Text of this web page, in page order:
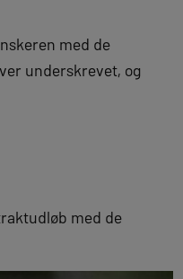
med de
underskrevet, og
med de